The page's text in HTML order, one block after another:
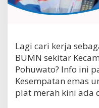
a
s
n
a
B
U
M
N
Lagi cari kerja
BUMN sekitar
Pohuwato? Info ini
Kesempatan emas
plat merah kini ada